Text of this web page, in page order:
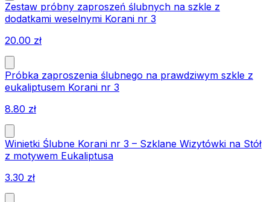
Zestaw próbny zaproszeń ślubnych na szkle z
dodatkami weselnymi Korani nr 3
20.00 zł
Próbka zaproszenia ślubnego na prawdziwym szkle z
eukaliptusem Korani nr 3
8.80 zł
Winietki Ślubne Korani nr 3 – Szklane Wizytówki na Stół
z motywem Eukaliptusa
3.30 zł